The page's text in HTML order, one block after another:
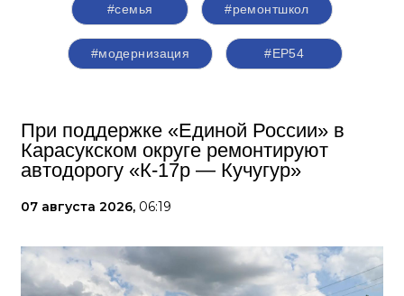
#семья #ремонтшкол
#модернизация #ЕР54
При поддержке «Единой России» в
Карасукском округе ремонтируют
автодорогу «К-17р — Кучугур»
07 августа 2026, 06:19